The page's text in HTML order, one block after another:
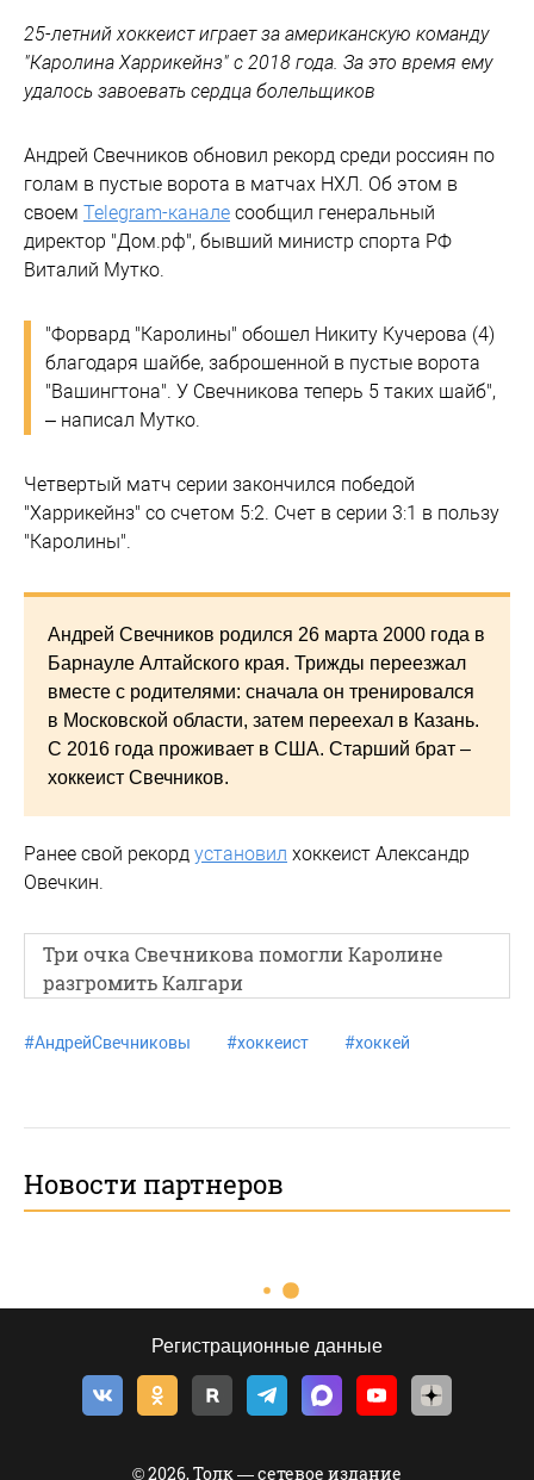
25-летний хоккеист играет за американскую команду
"Каролина Харрикейнз" с 2018 года. За это время ему
удалось завоевать сердца болельщиков
Андрей Свечников обновил рекорд среди россиян по
голам в пустые ворота в матчах НХЛ. Об этом в
своем Telegram-канале сообщил генеральный
директор "Дом.рф", бывший министр спорта РФ
Виталий Мутко.
"Форвард "Каролины" обошел Никиту Кучерова (4)
благодаря шайбе, заброшенной в пустые ворота
"Вашингтона". У Свечникова теперь 5 таких шайб",
– написал Мутко.
Четвертый матч серии закончился победой
"Харрикейнз" со счетом 5:2. Счет в серии 3:1 в пользу
"Каролины".
Андрей Свечников родился 26 марта 2000 года в
Барнауле Алтайского края. Трижды переезжал
вместе с родителями: сначала он тренировался
в Московской области, затем переехал в Казань.
С 2016 года проживает в США. Старший брат –
хоккеист Свечников.
Ранее свой рекорд установил хоккеист Александр
Овечкин.
Три очка Свечникова помогли Каролине
разгромить Калгари
#АндрейСвечниковы #хоккеист #хоккей
Новости партнеров
Регистрационные данные
© 2026, Толк — сетевое издание